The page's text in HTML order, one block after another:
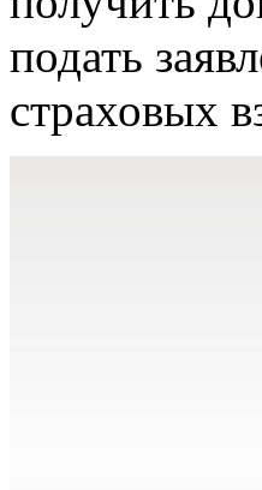
подать
страховых